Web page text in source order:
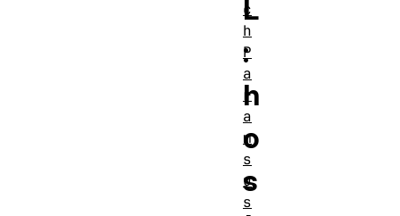
L
:
h
o
s
c
h
P
a
r
a
m
s
u
s